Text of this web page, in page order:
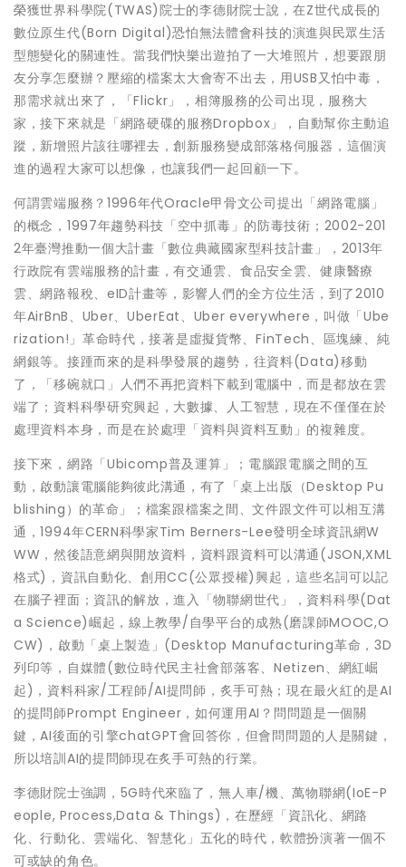
榮獲世界科學院(TWAS)院士的李德財院士說，在Z世代成長的
數位原生代(Born Digital)恐怕無法體會科技的演進與民眾生活
型態變化的關連性。當我們快樂出遊拍了一大堆照片，想要跟朋
友分享怎麼辦？壓縮的檔案太大會寄不出去，用USB又怕中毒，
那需求就出來了，「Flickr」，相簿服務的公司出現，服務大
家，接下來就是「網路硬碟的服務Dropbox」，自動幫你主動追
蹤，新增照片該往哪裡去，創新服務變成部落格伺服器，這個演
進的過程大家可以想像，也讓我們一起回顧一下。
何謂雲端服務？1996年代Oracle甲骨文公司提出「網路電腦」
的概念，1997年趨勢科技「空中抓毒」的防毒技術；2002-201
2年臺灣推動一個大計畫「數位典藏國家型科技計畫」，2013年
行政院有雲端服務的計畫，有交通雲、食品安全雲、健康醫療
雲、網路報稅、eID計畫等，影響人們的全方位生活，到了2010
年AirBnB、Uber、UberEat、Uber everywhere，叫做「Ube
rization!」革命時代，接著是虛擬貨幣、FinTech、區塊練、純
網銀等。接踵而來的是科學發展的趨勢，往資料(Data)移動
了，「移碗就口」人們不再把資料下載到電腦中，而是都放在雲
端了；資料科學研究興起，大數據、人工智慧，現在不僅僅在於
處理資料本身，而是在於處理「資料與資料互動」的複雜度。
接下來，網路「Ubicomp普及運算」；電腦跟電腦之間的互
動，啟動讓電腦能夠彼此溝通，有了「桌上出版（Desktop Pu
blishing）的革命」；檔案跟檔案之間、文件跟文件可以相互溝
通，1994年CERN科學家Tim Berners-Lee發明全球資訊網W
WW，然後語意網與開放資料，資料跟資料可以溝通(JSON,XML
格式)，資訊自動化、創用CC(公眾授權)興起，這些名詞可以記
在腦子裡面；資訊的解放，進入「物聯網世代」，資料科學(Dat
a Science)崛起，線上教學/自學平台的成熟(磨課師MOOC,O
CW)，啟動「桌上製造」(Desktop Manufacturing革命，3D
列印等，自媒體(數位時代民主社會部落客、Netizen、網紅崛
起)，資料科家/工程師/AI提問師，炙手可熱；現在最火紅的是AI
的提問師Prompt Engineer，如何運用AI？問問題是一個關
鍵，AI後面的引擎chatGPT會回答你，但會問問題的人是關鍵，
所以培訓AI的提問師現在炙手可熱的行業。
李德財院士強調，5G時代來臨了，無人車/機、萬物聯網(IoE-P
eople, Process,Data & Things)，在歷經「資訊化、網路
化、行動化、雲端化、智慧化」五化的時代，軟體扮演著一個不
可或缺的角色。